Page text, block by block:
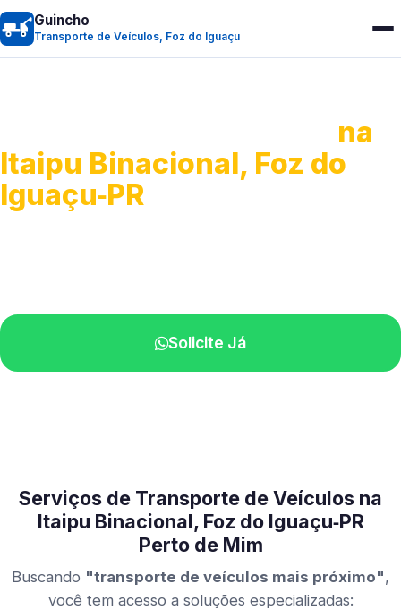
Guincho
Transporte de Veículos, Foz do Iguaçu
na
Itaipu Binacional, Foz do
Iguaçu‑PR
Solicite Já
Serviços de Transporte de Veículos na
Itaipu Binacional, Foz do Iguaçu‑PR
Perto de Mim
Buscando "transporte de veículos mais próximo",
você tem acesso a soluções especializadas: